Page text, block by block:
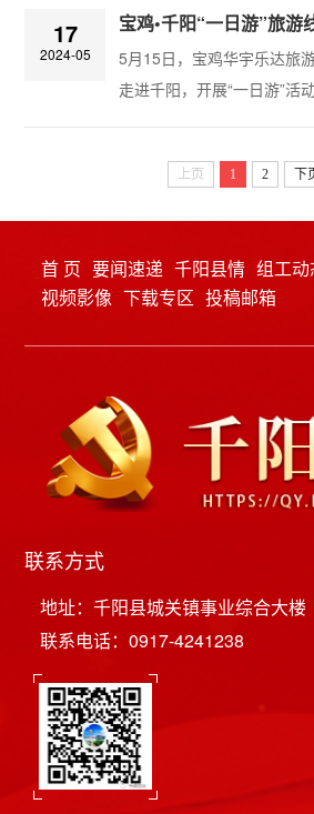
17
2024-05
宝鸡•千阳“一日游”旅游
5月15日，宝鸡华宇乐达旅
走进千阳，开展“一日游”活
鹮，来千阳”旅游品牌全面
华尊师第一台——望鲁台、
西秦刺绣产业园、千阳苹果
上页 1 2 下
首 页 要闻速递 千阳县情 组工
视频影像 下载专区 投稿邮箱
联系方式
地址：千阳县城关镇事业综合大楼
联系电话：0917-4241238